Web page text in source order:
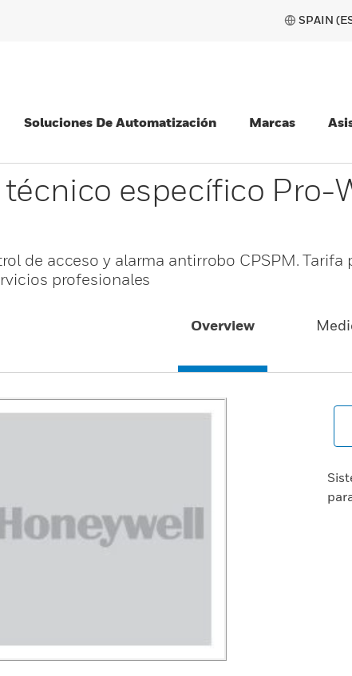
SPAIN
Soluciones De Automatización Marcas
específico Pro-
de acceso y alarma antirrobo CPSPM. Tarifa
profesionales
Overview